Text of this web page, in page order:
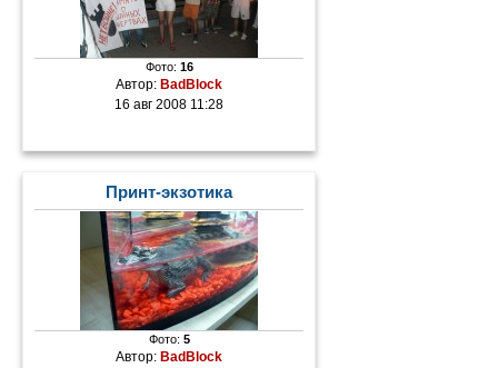
Фото: 16
Автор: BadBlock
16 авг 2008 11:28
Принт-экзотика
Фото: 5
Автор: BadBlock